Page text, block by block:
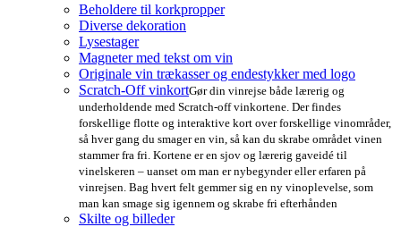
Beholdere til korkpropper
Diverse dekoration
Lysestager
Magneter med tekst om vin
Originale vin trækasser og endestykker med logo
Scratch-Off vinkortGør din vinrejse både lærerig og
underholdende med Scratch-off vinkortene. Der findes
forskellige flotte og interaktive kort over forskellige vinområder,
så hver gang du smager en vin, så kan du skrabe området vinen
stammer fra fri. Kortene er en sjov og lærerig gaveidé til
vinelskeren – uanset om man er nybegynder eller erfaren på
vinrejsen. Bag hvert felt gemmer sig en ny vinoplevelse, som
man kan smage sig igennem og skrabe fri efterhånden
Skilte og billeder